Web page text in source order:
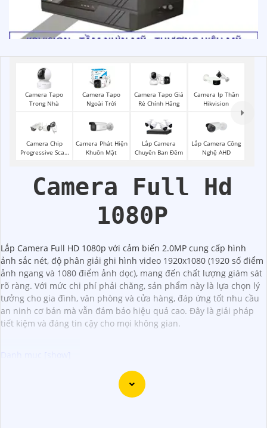
Camera Tapo
Trong Nhà
Camera Tapo
Ngoài Trời
Camera Tapo Giá
Rẻ Chính Hãng
Camera Ip Thân
Hikvision
Camera Chip
Progressive Scan
Camera Phát Hiện
Khuôn Mặt
Lắp Camera
Chuyên Ban Đêm
Lắp Camera Công
Nghệ AHD
Camera Full Hd
1080P
Lắp Camera Full HD 1080p với cảm biến 2.0MP cung cấp hình
ảnh sắc nét, độ phân giải ghi hình video 1920x1080 (1920 số điểm
ảnh ngang và 1080 điểm ảnh dọc), mang đến chất lượng giám sát
rõ ràng. Với mức chi phí phải chăng, sản phẩm này là lựa chọn lý
tưởng cho gia đình, văn phòng và cửa hàng, đáp ứng tốt nhu cầu
an ninh cơ bản mà vẫn đảm bảo hiệu quả cao. Đây là giải pháp
tiết kiệm và đáng tin cậy cho mọi không gian.
Đây là một mẫu camera 2.0MP FULL HD rất tốt mà bạn có
thể sử dụng để giám sát và bảo vệ nhà cửa hoặc cơ sở